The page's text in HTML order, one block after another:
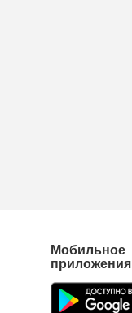
Мобильное
приложения